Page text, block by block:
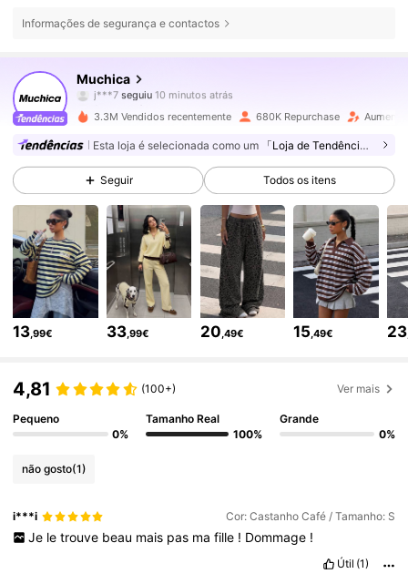
Informações de segurança e contactos
Muchica
f***4 está a navegar
4,75
339K Seguidores
4,75 339K Seguidores
4,75 339K Seguidores
4,75 339K Seguidores
339K Seguidores
4,75 339K Seguidores
3.3M Vendidos recentemente 680K Repurchase
Esta loja é selecionada como um 「Loja de Tendências」
Seguir Todos os itens
13 ,99€ 33 ,99€ 20 ,49€ 15 ,49€ 23
4,81 (100+) Ver mais
Pequeno
0%
Tamanho Real
100%
Grande
0%
não gosto(1)
i***i Cor: Castanho Café / Tamanho: S
Je le trouve beau mais pas ma fille ! Dommage !
Útil (1)